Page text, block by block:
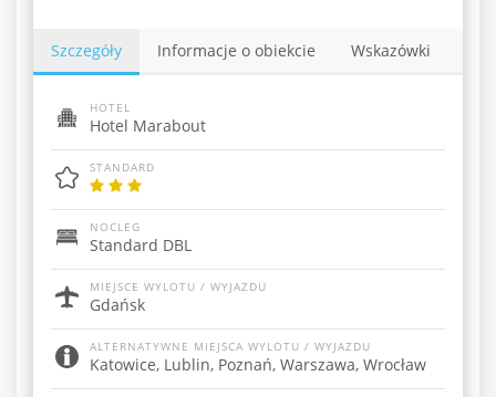
Szczegóły Informacje o obiekcie Wskazówki
HOTEL
Hotel Marabout
STANDARD
NOCLEG
Standard DBL
MIEJSCE WYLOTU / WYJAZDU
Gdańsk
ALTERNATYWNE MIEJSCA WYLOTU / WYJAZDU
Katowice, Lublin, Poznań, Warszawa, Wrocław